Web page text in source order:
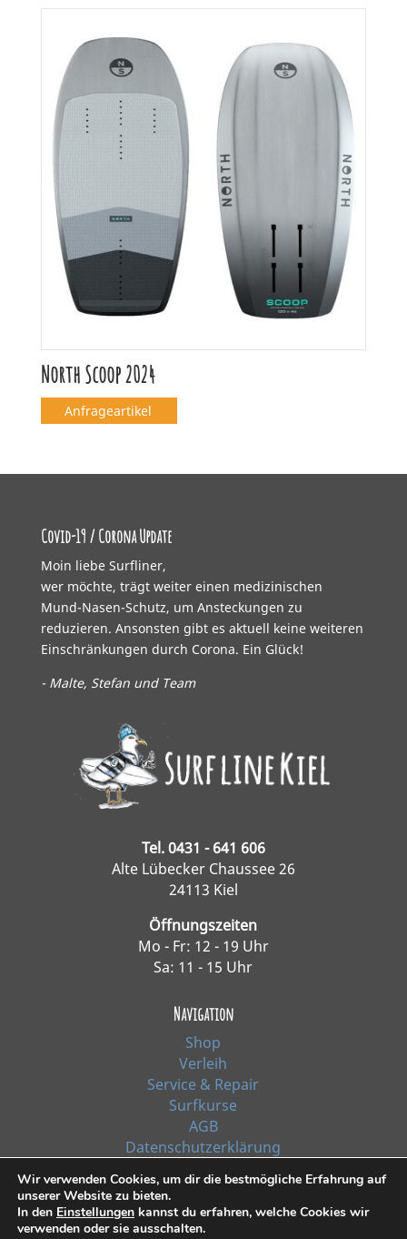
North Scoop 2024
Anfrageartikel
Covid-19 / Corona Update
Moin liebe Surfliner,
wer möchte, trägt weiter einen medizinischen
Mund-Nasen-Schutz, um Ansteckungen zu
reduzieren. Ansonsten gibt es aktuell keine weiteren
Einschränkungen durch Corona. Ein Glück!
- Malte, Stefan und Team
Tel. 0431 - 641 606
Alte Lübecker Chaussee 26
24113 Kiel
Öffnungszeiten
Mo - Fr: 12 - 19 Uhr
Sa: 11 - 15 Uhr
Navigation
Shop
Verleih
Service & Repair
Surfkurse
AGB
Datenschutzerklärung
*Alle Preise inkl. Ust. zzgl. Versandkosten
Wir verwenden Cookies, um dir die bestmögliche Erfahrung auf
unserer Website zu bieten.
In den Einstellungen kannst du erfahren, welche Cookies wir
verwenden oder sie ausschalten.